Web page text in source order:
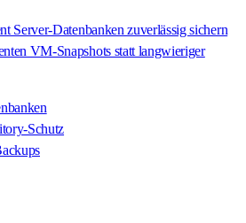
Server-Datenbanken zuverlässig sichern
VM-Snapshots statt langwieriger
Schutz